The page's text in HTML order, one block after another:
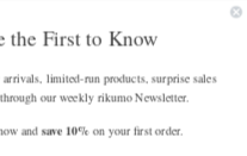
カ
the First to Know
arrivals, limited-run products, surprise sales
our weekly rikumo Newsletter.
and save 10% on your first order.